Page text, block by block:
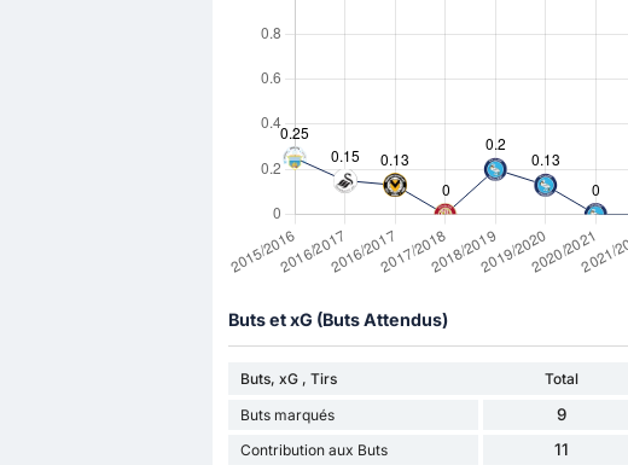
Buts et xG (Buts Attendus)
Buts, xG , Tirs Total
Buts marqués
9
Contribution aux Buts 11